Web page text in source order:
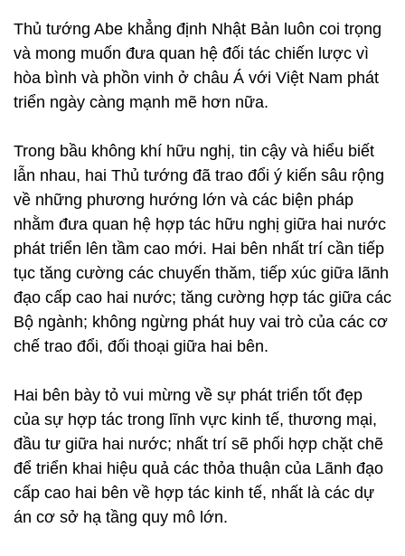
Thủ tướng Abe khẳng định Nhật Bản luôn coi trọng
và mong muốn đưa quan hệ đối tác chiến lược vì
hòa bình và phồn vinh ở châu Á với Việt Nam phát
triển ngày càng mạnh mẽ hơn nữa.
Trong bầu không khí hữu nghị, tin cậy và hiểu biết
lẫn nhau, hai Thủ tướng đã trao đổi ý kiến sâu rộng
về những phương hướng lớn và các biện pháp
nhằm đưa quan hệ hợp tác hữu nghị giữa hai nước
phát triển lên tầm cao mới. Hai bên nhất trí cần tiếp
tục tăng cường các chuyến thăm, tiếp xúc giữa lãnh
đạo cấp cao hai nước; tăng cường hợp tác giữa các
Bộ ngành; không ngừng phát huy vai trò của các cơ
chế trao đổi, đối thoại giữa hai bên.
Hai bên bày tỏ vui mừng về sự phát triển tốt đẹp
của sự hợp tác trong lĩnh vực kinh tế, thương mại,
đầu tư giữa hai nước; nhất trí sẽ phối hợp chặt chẽ
để triển khai hiệu quả các thỏa thuận của Lãnh đạo
cấp cao hai bên về hợp tác kinh tế, nhất là các dự
án cơ sở hạ tầng quy mô lớn.